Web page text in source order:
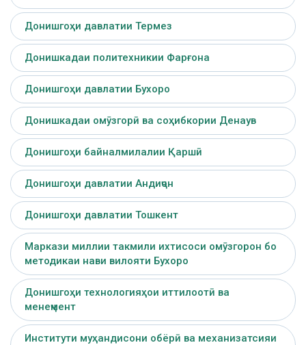
Донишгоҳи давлатии Термез
Донишкадаи политехникии Фарғона
Донишгоҳи давлатии Бухоро
Донишкадаи омӯзгорӣ ва соҳибкории Денаув
Донишгоҳи байналмилалии Қаршӣ
Донишгоҳи давлатии Андиҷон
Донишгоҳи давлатии Тошкент
Маркази миллии такмили ихтисоси омӯзгорон бо
методикаи нави вилояти Бухоро
Донишгоҳи технологияҳои иттилоотӣ ва
менеҷмент
Институти муҳандисони обёрӣ ва механизатсияи